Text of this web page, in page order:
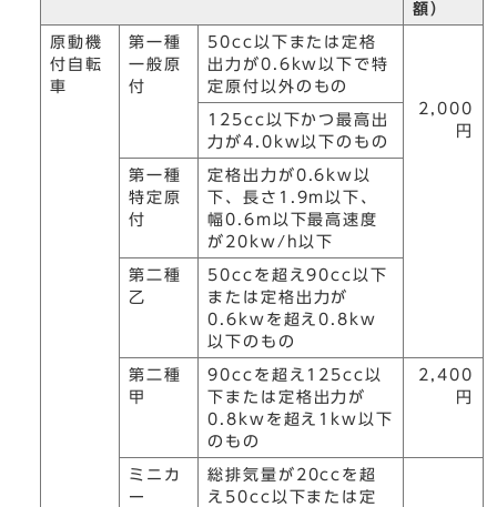
額）
原動機
付自転
車
第一種
一般原
付
50cc以下または定格
出力が0.6kw以下で特
定原付以外のもの
2,000
円
125cc以下かつ最高出
力が4.0kw以下のもの
第一種
特定原
付
定格出力が0.6kw以
下、長さ1.9m以下、
幅0.6m以下最高速度
が20kw/h以下
第二種
乙
50ccを超え90cc以下
または定格出力が
0.6kwを超え0.8kw
以下のもの
第二種
甲
90ccを超え125cc以
下または定格出力が
0.8kwを超え1kw以下
のもの
2,400
円
ミニカ
ー
総排気量が20ccを超
え50cc以下または定